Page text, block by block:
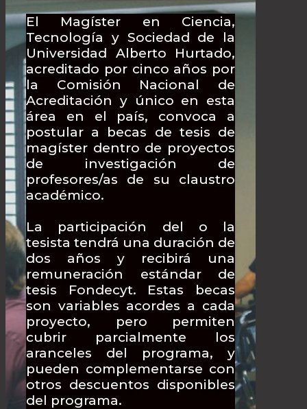
El Magíster en Ciencia,
Tecnología y Sociedad de la
Universidad Alberto Hurtado,
acreditado por cinco años por
la Comisión Nacional de
Acreditación y único en esta
área en el país, convoca a
postular a becas de tesis de
magíster dentro de proyectos
de investigación de
profesores/as de su claustro
académico.
La participación del o la
tesista tendrá una duración de
dos años y recibirá una
remuneración estándar de
tesis Fondecyt. Estas becas
son variables acordes a cada
proyecto, pero permiten
cubrir parcialmente los
aranceles del programa, y
pueden complementarse con
otros descuentos disponibles
del programa.